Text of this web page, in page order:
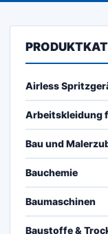
Airless
Arbeitskleidung
Bau und
Bauchemie
Baumaschinen
Baustoffe &